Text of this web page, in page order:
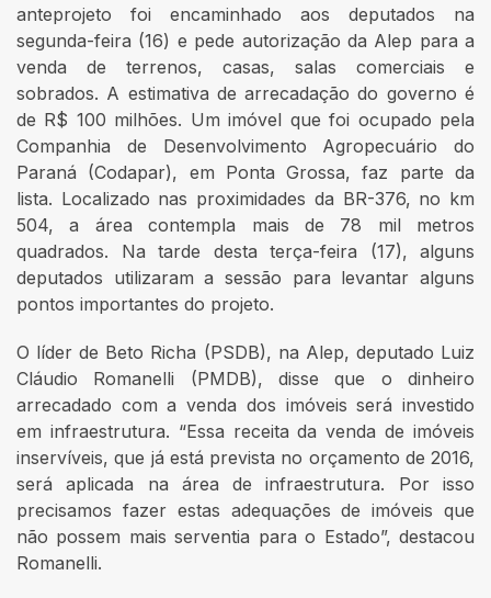
anteprojeto foi encaminhado aos deputados na
segunda-feira (16) e pede autorização da Alep para a
venda de terrenos, casas, salas comerciais e
sobrados. A estimativa de arrecadação do governo é
de R$ 100 milhões. Um imóvel que foi ocupado pela
Companhia de Desenvolvimento Agropecuário do
Paraná (Codapar), em Ponta Grossa, faz parte da
lista. Localizado nas proximidades da BR-376, no km
504, a área contempla mais de 78 mil metros
quadrados. Na tarde desta terça-feira (17), alguns
deputados utilizaram a sessão para levantar alguns
pontos importantes do projeto.
O líder de Beto Richa (PSDB), na Alep, deputado Luiz
Cláudio Romanelli (PMDB), disse que o dinheiro
arrecadado com a venda dos imóveis será investido
em infraestrutura. “Essa receita da venda de imóveis
inservíveis, que já está prevista no orçamento de 2016,
será aplicada na área de infraestrutura. Por isso
precisamos fazer estas adequações de imóveis que
não possem mais serventia para o Estado”, destacou
Romanelli.